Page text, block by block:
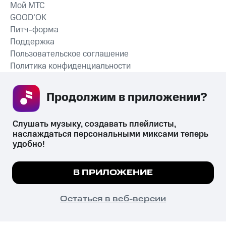
СКАЧАТЬ ПРИЛОЖЕНИЕ
Мой МТС
GOOD’OK
Питч-форма
Поддержка
Пользовательское соглашение
Политика конфиденциальности
психотропных веществ, их аналогов причиняет вред здоровью,
их незаконный оборот запрещён и влечёт установленную
законодательством ответственность.
© 2026 ООО «КИОН».
Все права защищены
Мы используем куки, чтобы на сайте все
Подробнее
ПОНЯТНО
Слушать музыку, создавать плейлисты,
наслаждаться персональными миксами теперь
удобно!
В ПРИЛОЖЕНИЕ
Остаться в веб-версии